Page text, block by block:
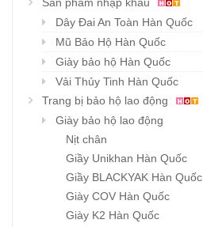
Dây Đai An Toàn Hàn Quốc
Mũ Bảo Hộ Hàn Quốc
Giày bảo hộ Hàn Quốc
Vải Thủy Tinh Hàn Quốc
Trang bị bảo hộ lao động
Giày bảo hộ lao động
Nịt chân
Giầy Unikhan Hàn Quốc
Giầy BLACKYAK Hàn Quốc
Giày COV Hàn Quốc
Giày K2 Hàn Quốc